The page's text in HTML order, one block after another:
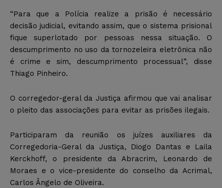
“Para que a Polícia realize a prisão é necessário
decisão judicial, evitando assim, que o sistema prisional
fique superlotado por pessoas nessa situação. O
descumprimento no uso da tornozeleira eletrônica não
é crime e sim, descumprimento processual”, disse
Thiago Pinheiro.
O corregedor-geral da Justiça afirmou que vai analisar
o pleito das associações para evitar as prisões ilegais.
Participaram da reunião os juízes auxiliares da
Corregedoria-Geral da Justiça, Diogo Dantas e Laila
Kerckhoff, o presidente da Abracrim, Leonardo de
Moraes e o vice-presidente do conselho da Acrimal,
Carlos Ângelo de Oliveira.